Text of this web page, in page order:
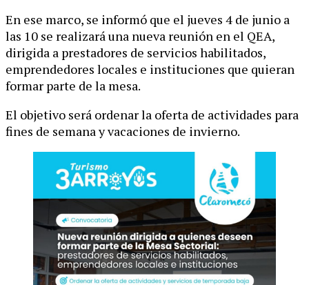
En ese marco, se informó que el jueves 4 de junio a
las 10 se realizará una nueva reunión en el QEA,
dirigida a prestadores de servicios habilitados,
emprendedores locales e instituciones que quieran
formar parte de la mesa.
El objetivo será ordenar la oferta de actividades para
fines de semana y vacaciones de invierno.